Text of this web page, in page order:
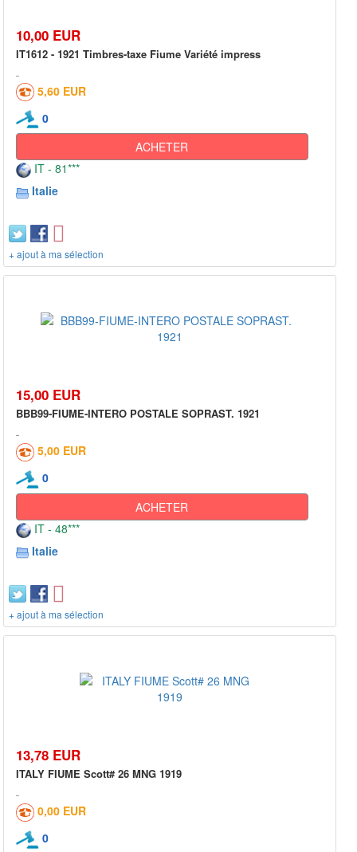
10,00 EUR
IT1612 - 1921 Timbres-taxe Fiume Variété impress
5,60 EUR
0
ACHETER
IT - 81***
Italie
+ ajout à ma sélection
15,00 EUR
BBB99-FIUME-INTERO POSTALE SOPRAST. 1921
5,00 EUR
0
ACHETER
IT - 48***
Italie
+ ajout à ma sélection
13,78 EUR
ITALY FIUME Scott# 26 MNG 1919
0,00 EUR
0